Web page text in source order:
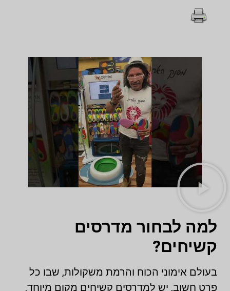
למה לבחור מדרסים
קשיחים?
בעולם אימוני הכוח והרמת משקולות, שבו כל
פרט חשוב, יש למדרסים קשיחים מקום מיוחד.